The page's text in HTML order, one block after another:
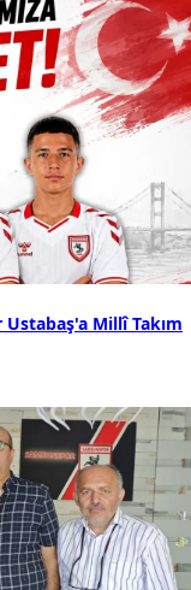
Ustabaş'a Millî Takım